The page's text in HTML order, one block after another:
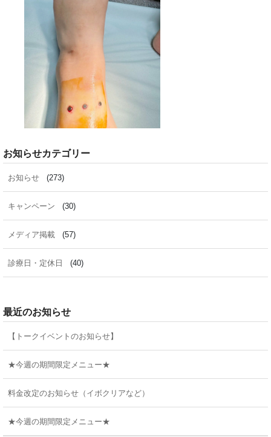
お知らせカテゴリー
お知らせ (273)
キャンペーン (30)
メディア掲載 (57)
診療日・定休日 (40)
最近のお知らせ
【トークイベントのお知らせ】
★今週の期間限定メニュー★
料金改定のお知らせ（イボクリアなど）
★今週の期間限定メニュー★